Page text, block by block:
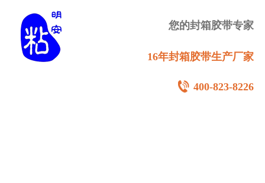
您的封箱胶带专家
16年封箱胶带生产厂家
400-823-8226